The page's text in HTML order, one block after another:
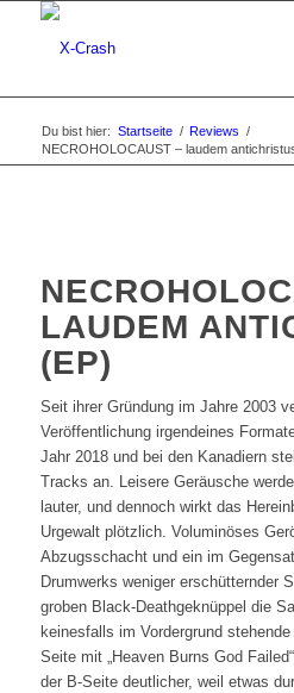
Du bist hier: Startseite / Reviews /
NECROHOLOCAUST – laudem
LAUDEM
(EP)
Seit ihrer Gründung im Jahre 2003
Veröffentlichung irgendeines
Jahr 2018 und bei den Kanadiern
Tracks an. Leisere Geräusche
lauter, und dennoch wirkt das
Urgewalt plötzlich. Voluminöses
Abzugsschacht und ein im
Drumwerks weniger erschütternder
groben Black-Deathgeknüppel die
keinesfalls im Vordergrund
Seite mit „Heaven Burns God
der B-Seite deutlicher, weil etwas